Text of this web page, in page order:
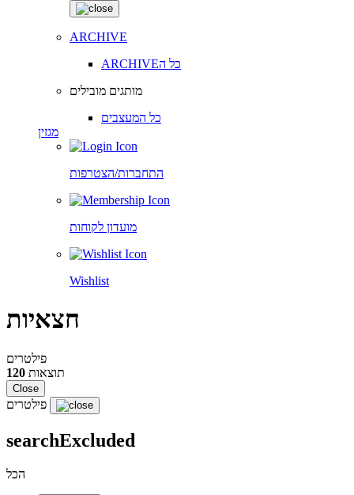
ARCHIVE
ARCHIVEכל ה
מותגים מובילים
כל המעצבים
מגזין
התחברות/הצטרפות
מועדון לקוחות
Wishlist
חצאיות
פילטרים
120 תוצאות
Close
searchExcluded
הכל